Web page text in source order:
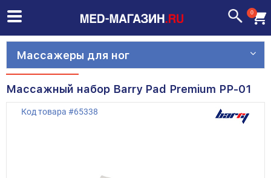
0
Массажеры для ног
Массажный набор Barry Pad Premium PP-01
Код товара #65338